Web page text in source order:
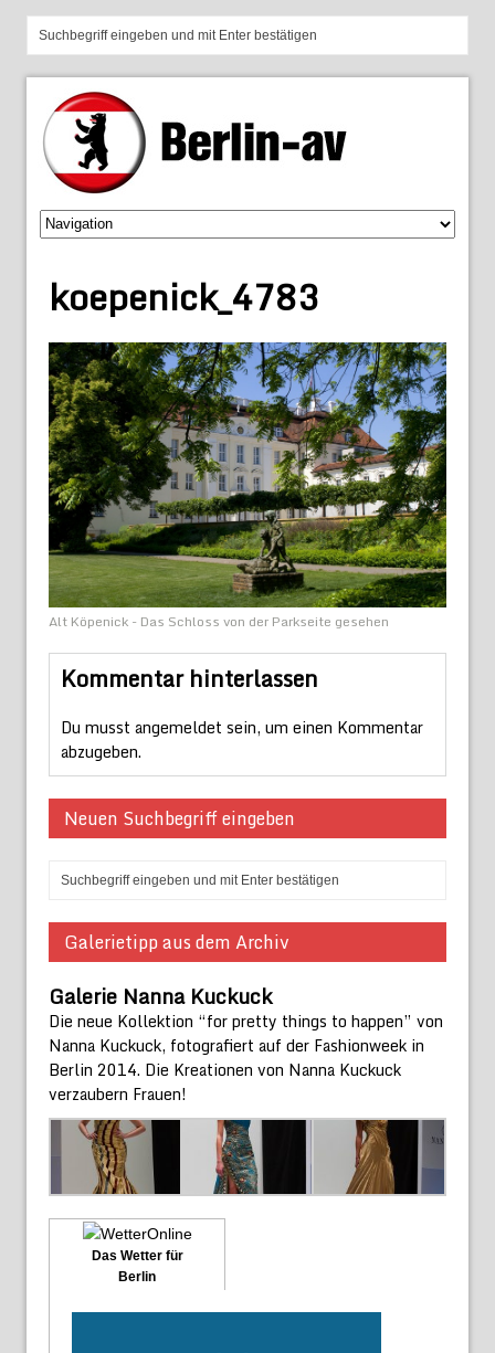
koepenick_4783
Alt Köpenick - Das Schloss von der Parkseite gesehen
Kommentar hinterlassen
Du musst angemeldet sein, um einen Kommentar
abzugeben.
Neuen Suchbegriff eingeben
Galerietipp aus dem Archiv
Galerie Nanna Kuckuck
Die neue Kollektion “for pretty things to happen” von
Nanna Kuckuck, fotografiert auf der Fashionweek in
Berlin 2014. Die Kreationen von Nanna Kuckuck
verzaubern Frauen!
Das Wetter für
Berlin